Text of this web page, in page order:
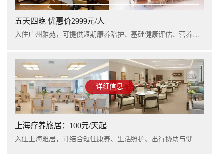
五天四晚 优惠价2999元/人
详细信息
上海疗养旅居：100元/天起
入住上海雅居，可结合短住康养、生活照护、出行协助与健康管理服务，提升长者阶段性休养体验。